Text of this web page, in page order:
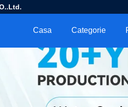
Casa Categorie